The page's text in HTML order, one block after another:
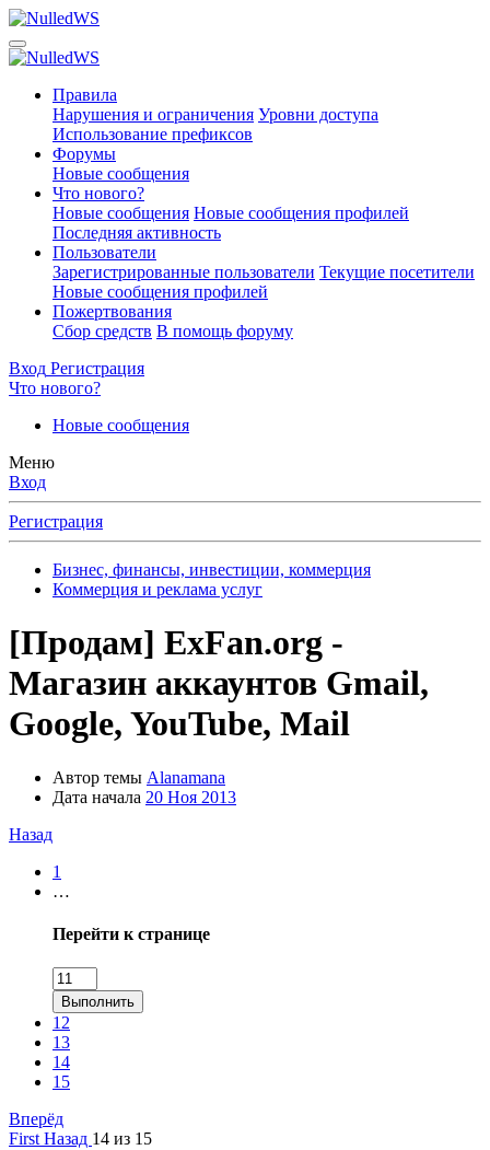
Правила
Нарушения и ограничения Уровни доступа
Использование префиксов
Форумы
Новые сообщения
Что нового?
Новые сообщения Новые сообщения профилей
Последняя активность
Пользователи
Зарегистрированные пользователи Текущие посетители
Новые сообщения профилей
Пожертвования
Сбор средств В помощь форуму
Вход Регистрация
Что нового?
Новые сообщения
Меню
Вход
Регистрация
Бизнес, финансы, инвестиции, коммерция
Коммерция и реклама услуг
[Продам] ExFan.org -
Магазин аккаунтов Gmail,
Google, YouTube, Mail
Автор темы Alanamana
Дата начала 20 Ноя 2013
Назад
1
…
Перейти к странице
Выполнить
12
13
14
15
Вперёд
First Назад 14 из 15